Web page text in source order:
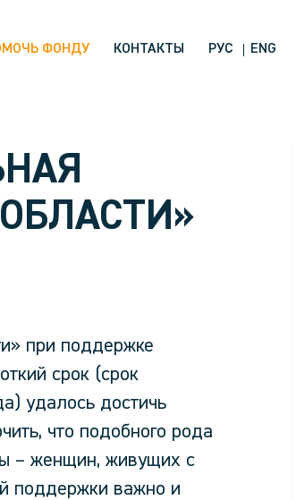
ФОНДУ КОНТАКТЫ РУС ENG
при поддержке
срок (срок
удалось достичь
что подобного рода
– женщин, живущих с
поддержки важно и